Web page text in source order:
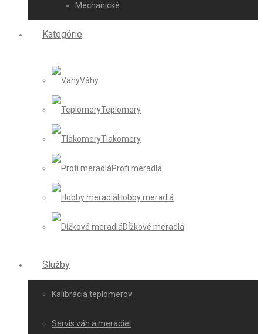
Mechanické
Kategórie
Váhy
Teplomery
Tlakomery
Profi meradlá
Hobby meradlá
Dĺžkové meradlá
Služby
Kalibrácia teplomerov
Servis váh a meradiel